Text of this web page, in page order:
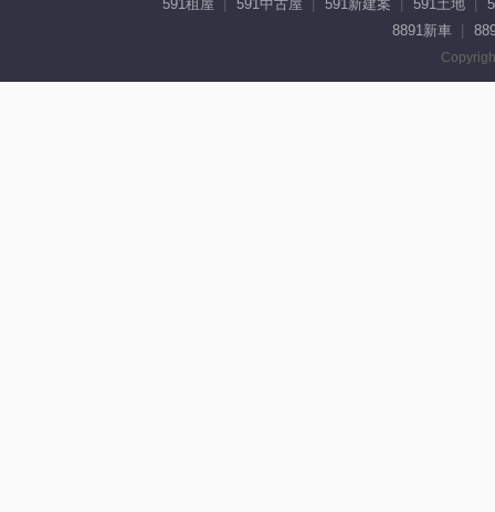
591租屋 591中古屋 591新建案 591土地
8891新車